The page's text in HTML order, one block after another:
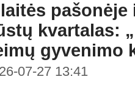
kvartalas:
gyvenimo
07-27 13:41